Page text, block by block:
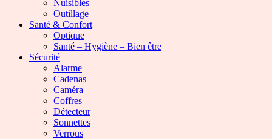
Nuisibles
Outillage
Santé & Confort
Optique
Santé – Hygiène – Bien être
Sécurité
Alarme
Cadenas
Caméra
Coffres
Détecteur
Sonnettes
Verrous